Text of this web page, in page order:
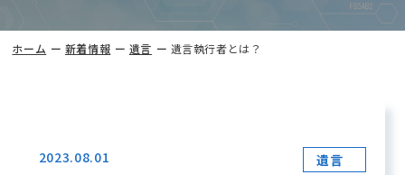
ホーム 新着情報 遺言 遺言執行者とは？
2023.08.01 遺言